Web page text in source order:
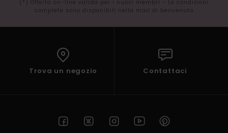
(*) Offerta on-line valida per i nuovi membri - Le condizioni
complete sono disponibili nella mail di benvenuto
Trova un negozio Contattaci